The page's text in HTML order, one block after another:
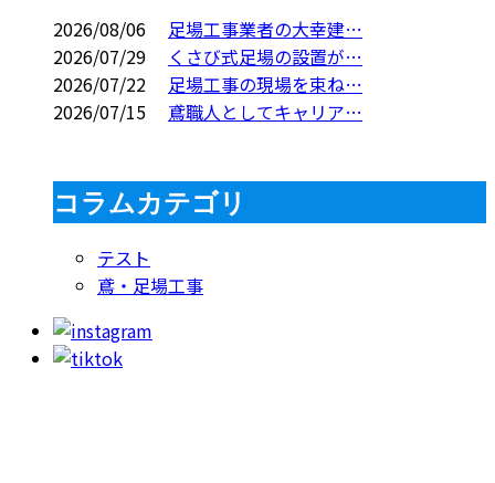
2026/08/06
足場工事業者の大幸建…
2026/07/29
くさび式足場の設置が…
2026/07/22
足場工事の現場を束ね…
2026/07/15
鳶職人としてキャリア…
コラムカテゴリ
テスト
鳶・足場工事